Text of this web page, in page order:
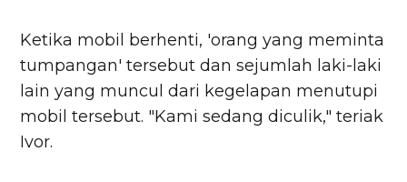
Ketika mobil berhenti, 'orang yang meminta
tumpangan' tersebut dan sejumlah laki-laki
lain yang muncul dari kegelapan menutupi
mobil tersebut. "Kami sedang diculik," teriak
Ivor.